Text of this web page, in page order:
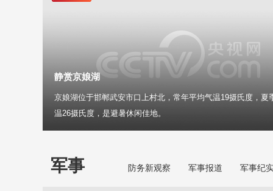
静赏京娘湖
京娘湖位于邯郸武安市口上村北，常年平均气温19摄氏度，夏
温26摄氏度，是避暑休闲佳地。
军事 防务新观察 军事报道 军事纪